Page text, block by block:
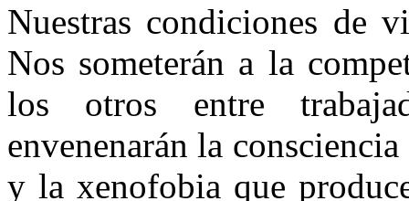
Nuestras condiciones de
Nos someterán a la
los otros entre
envenenarán la
y la xenofobia que